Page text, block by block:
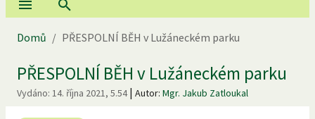
Domů / PŘESPOLNÍ BĚH v Lužáneckém parku
PŘESPOLNÍ BĚH v Lužáneckém parku
Vydáno: 14. října 2021, 5.54| Autor: Mgr. Jakub Zatloukal